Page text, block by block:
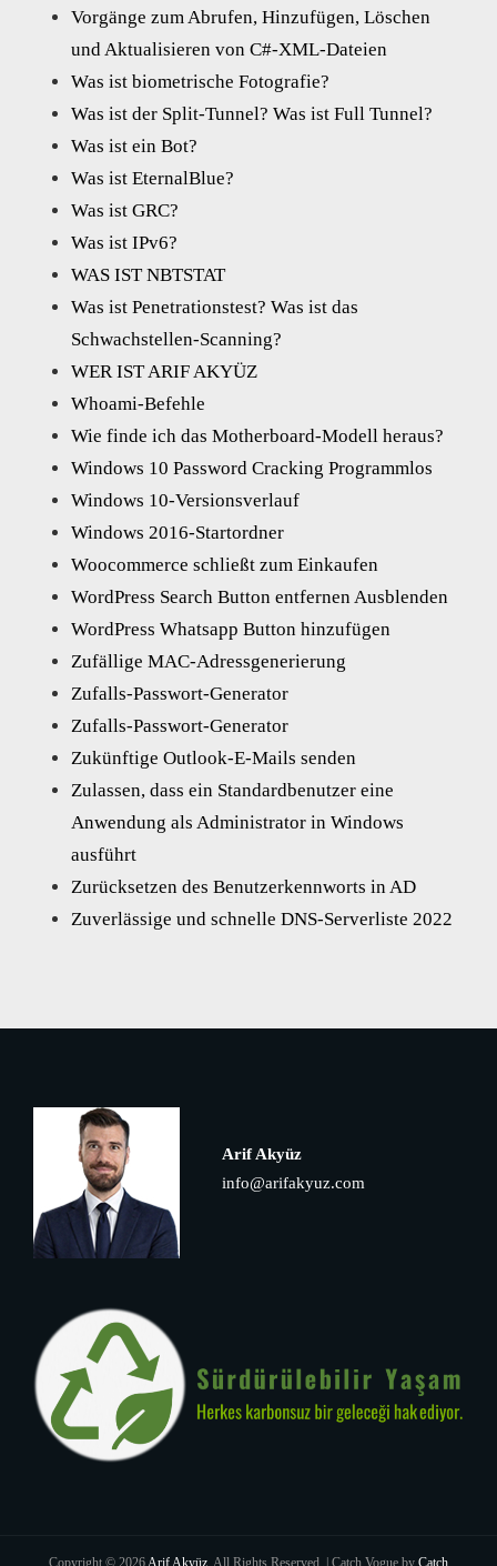
Vorgänge zum Abrufen, Hinzufügen, Löschen
und Aktualisieren von C#-XML-Dateien
Was ist biometrische Fotografie?
Was ist der Split-Tunnel? Was ist Full Tunnel?
Was ist ein Bot?
Was ist EternalBlue?
Was ist GRC?
Was ist IPv6?
WAS IST NBTSTAT
Was ist Penetrationstest? Was ist das
Schwachstellen-Scanning?
WER IST ARIF AKYÜZ
Whoami-Befehle
Wie finde ich das Motherboard-Modell heraus?
Windows 10 Password Cracking Programmlos
Windows 10-Versionsverlauf
Windows 2016-Startordner
Woocommerce schließt zum Einkaufen
WordPress Search Button entfernen Ausblenden
WordPress Whatsapp Button hinzufügen
Zufällige MAC-Adressgenerierung
Zufalls-Passwort-Generator
Zufalls-Passwort-Generator
Zukünftige Outlook-E-Mails senden
Zulassen, dass ein Standardbenutzer eine
Anwendung als Administrator in Windows
ausführt
Zurücksetzen des Benutzerkennworts in AD
Zuverlässige und schnelle DNS-Serverliste 2022
Arif Akyüz
info@arifakyuz.com
Copyright © 2026 Arif Akyüz . All Rights Reserved. | Catch Vogue by Catch